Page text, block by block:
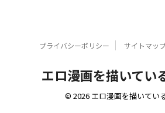
プライバシーポリシー サイトマッ
エロ漫画を描いてい
© 2026 エロ漫画を描いてい